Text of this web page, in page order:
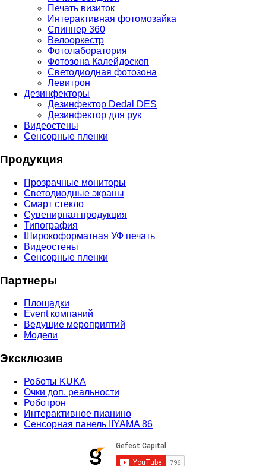
Печать визиток
Интерактивная фотомозайка
Спиннер 360
Велооркестр
Фотолаборатория
Фотозона Калейдоскоп
Светодиодная фотозона
Левитрон
Дезинфекторы
Дезинфектор Dedal DES
Дезинфектор для рук
Видеостены
Сенсорные пленки
Продукция
Прозрачные мониторы
Светодиодные экраны
Смарт стекло
Сувенирная продукция
Типография
Широкоформатная УФ печать
Видеостены
Сенсорные пленки
Партнеры
Площадки
Event компаний
Ведущие мероприятий
Модели
Эксклюзив
Роботы KUKA
Очки доп. реальности
Роботрон
Интерактивное пианино
Сенсорная панель IIYAMA 86